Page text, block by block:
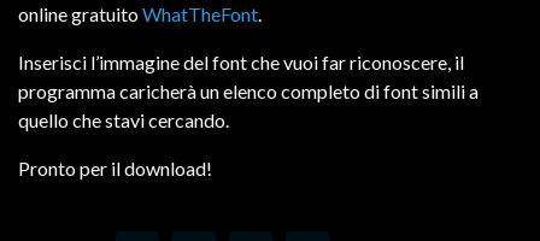
online gratuitoWhatTheFont
Inserisci l’immagine del font che vuoi far riconoscere, il
programma caricherà un elenco completo di font simili a
quello che stavi cercando.
Pronto per il download!